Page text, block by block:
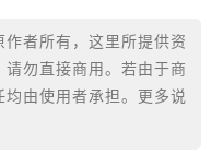
者所有，这里所提供资
勿直接商用。若由于商
均由使用者承担。更多说